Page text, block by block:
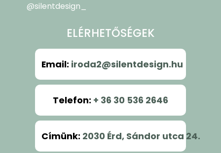
@silentdesign_
ELÉRHETŐSÉGEK
Email: iroda2@silentdesign.hu
Telefon: + 36 30 536 2646
Címünk: 2030 Érd, Sándor utca 24.